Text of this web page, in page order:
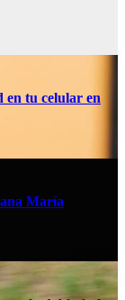
en tu celular en
María